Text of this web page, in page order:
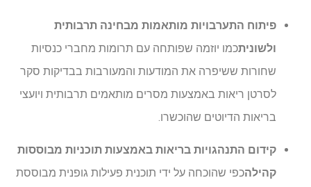
פיתוח התערבויות מותאמות מבחינה תרבותית
ולשוניתכמו יוזמה שפותחה עם תרומות מחברי כנסיות
שחורות ששיפרה את המודעות והמעורבות בבדיקות סקר
לסרטן ריאות באמצעות מסרים מותאמים תרבותית ויועצי
בריאות הדיוטים שהוכשרו.
קידום התנהגויות בריאות באמצעות תוכניות מבוססות
קהילהכפי שהוכחה על ידי תוכנית פעילות גופנית מבוססת